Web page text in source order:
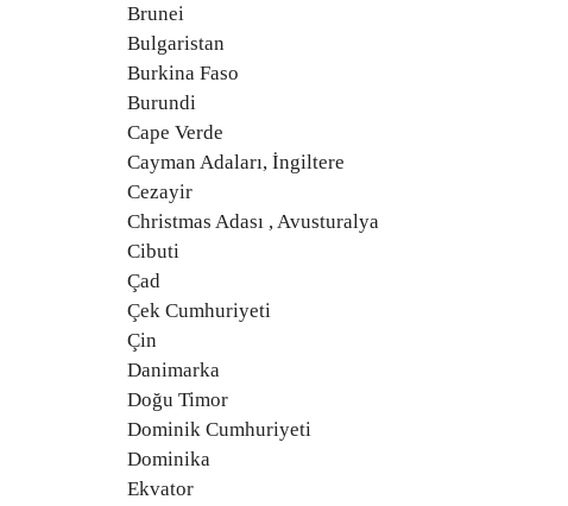
Brunei
Bulgaristan
Burkina Faso
Burundi
Cape Verde
Cayman Adaları, İngiltere
Cezayir
Christmas Adası , Avusturalya
Cibuti
Çad
Çek Cumhuriyeti
Çin
Danimarka
Doğu Timor
Dominik Cumhuriyeti
Dominika
Ekvator